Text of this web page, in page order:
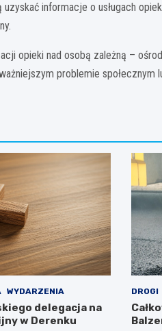
informacje o usługach
opieki nad osobą zależną –
problemie społecznym
WYDARZENIA
delegacja na
w Derenku
DROGI